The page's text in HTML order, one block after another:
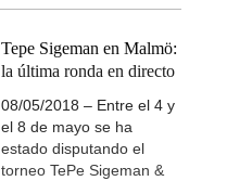
Tepe Sigeman en Malmö:
la última ronda en directo
08/05/2018 – Entre el 4 y
el 8 de mayo se ha
estado disputando el
torneo TePe Sigeman &